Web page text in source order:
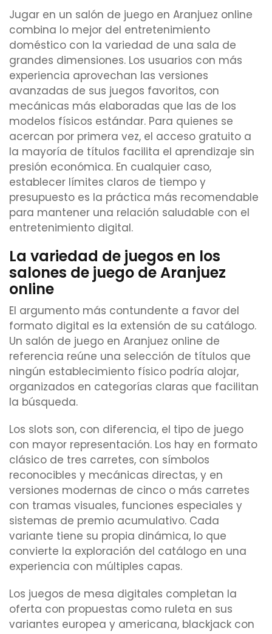
Jugar en un salón de juego en Aranjuez online
combina lo mejor del entretenimiento
doméstico con la variedad de una sala de
grandes dimensiones. Los usuarios con más
experiencia aprovechan las versiones
avanzadas de sus juegos favoritos, con
mecánicas más elaboradas que las de los
modelos físicos estándar. Para quienes se
acercan por primera vez, el acceso gratuito a
la mayoría de títulos facilita el aprendizaje sin
presión económica. En cualquier caso,
establecer límites claros de tiempo y
presupuesto es la práctica más recomendable
para mantener una relación saludable con el
entretenimiento digital.
La variedad de juegos en los
salones de juego de Aranjuez
online
El argumento más contundente a favor del
formato digital es la extensión de su catálogo.
Un salón de juego en Aranjuez online de
referencia reúne una selección de títulos que
ningún establecimiento físico podría alojar,
organizados en categorías claras que facilitan
la búsqueda.
Los slots son, con diferencia, el tipo de juego
con mayor representación. Los hay en formato
clásico de tres carretes, con símbolos
reconocibles y mecánicas directas, y en
versiones modernas de cinco o más carretes
con tramas visuales, funciones especiales y
sistemas de premio acumulativo. Cada
variante tiene su propia dinámica, lo que
convierte la exploración del catálogo en una
experiencia con múltiples capas.
Los juegos de mesa digitales completan la
oferta con propuestas como ruleta en sus
variantes europea y americana, blackjack con